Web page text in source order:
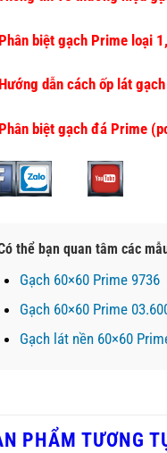
biệt gạch Prime loại
dẫn cách ốp lát
biệt gạch đá Prime
thể bạn quan tâm các
Gạch 60×60 Prime 9736
Gạch 60×60 Prime
Gạch lát nền 60×60
PHẨM TƯƠNG